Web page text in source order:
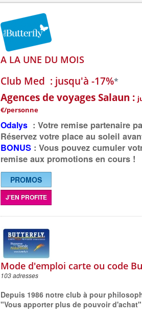
A LA UNE DU MOIS
Club Med : jusqu'à -17%*
Agences de voyages Salaun :
€/personne
Odalys : Votre remise partenaire
Réservez votre place au soleil
BONUS : Vous pouvez cumuler
remise aux promotions en cours !
PROMOS
J'EN PROFITE
Mode d'emploi carte ou code
103 adresses
Depuis 1986 notre club à pour
"Vous apporter plus de pouvoir d'achat"